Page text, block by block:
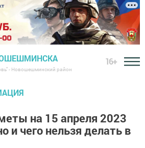
- Новошешминский район
16+
на 15 апреля 2023
и чего нельзя делать в